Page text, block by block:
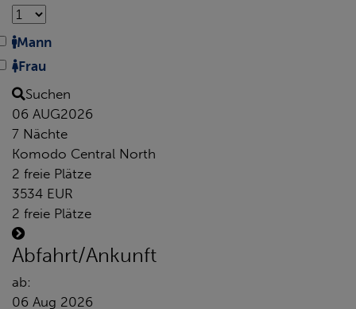
Mann
Frau
Suchen
06 AUG2026
7 Nächte
Komodo Central North
2 freie Plätze
3534 EUR
2 freie Plätze
Abfahrt/Ankunft
ab:
06 Aug 2026